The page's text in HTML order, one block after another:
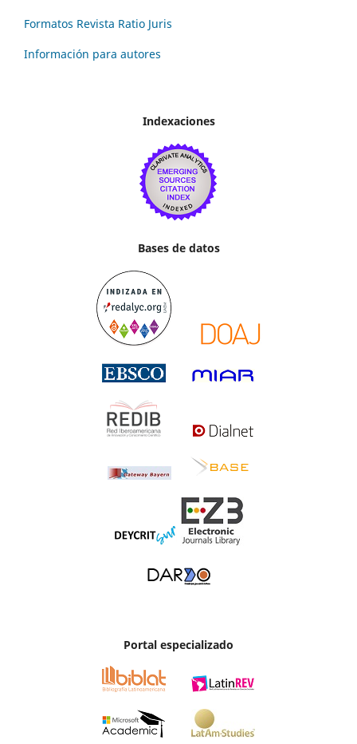
Formatos Revista Ratio Juris
Información para autores
Indexaciones
Bases de datos
Portal especializado